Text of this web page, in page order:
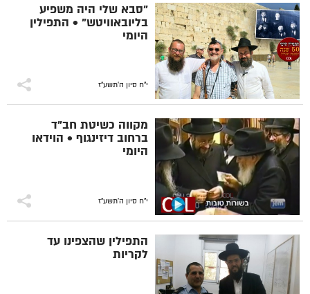
"סבא שלי היה משפיע
בליובאוויטש" • התפילין
היומי
י"ח סיון ה׳תשע״ז
מקווה כשיטת חב"ד
ברחוב דיזינגוף • הוידאו
היומי
י"ח סיון ה׳תשע״ז
התפילין שהצפינו עד
לקריות